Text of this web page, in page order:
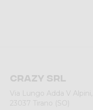
Crazy srl
Via Lungo Adda V Alpini,
23037 Tirano (SO)